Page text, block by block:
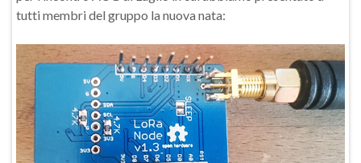
tutti membri del gruppo la nuova nata: